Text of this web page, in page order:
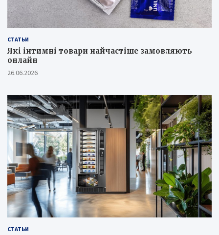
СТАТЬИ
Які інтимні товари найчастіше замовляють
онлайн
26.06.2026
СТАТЬИ